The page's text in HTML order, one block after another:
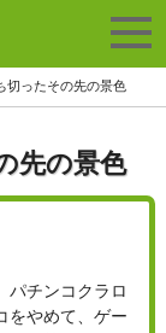
切ったその先の景色
先の景色
パチンコクラロ
をやめて、ゲー